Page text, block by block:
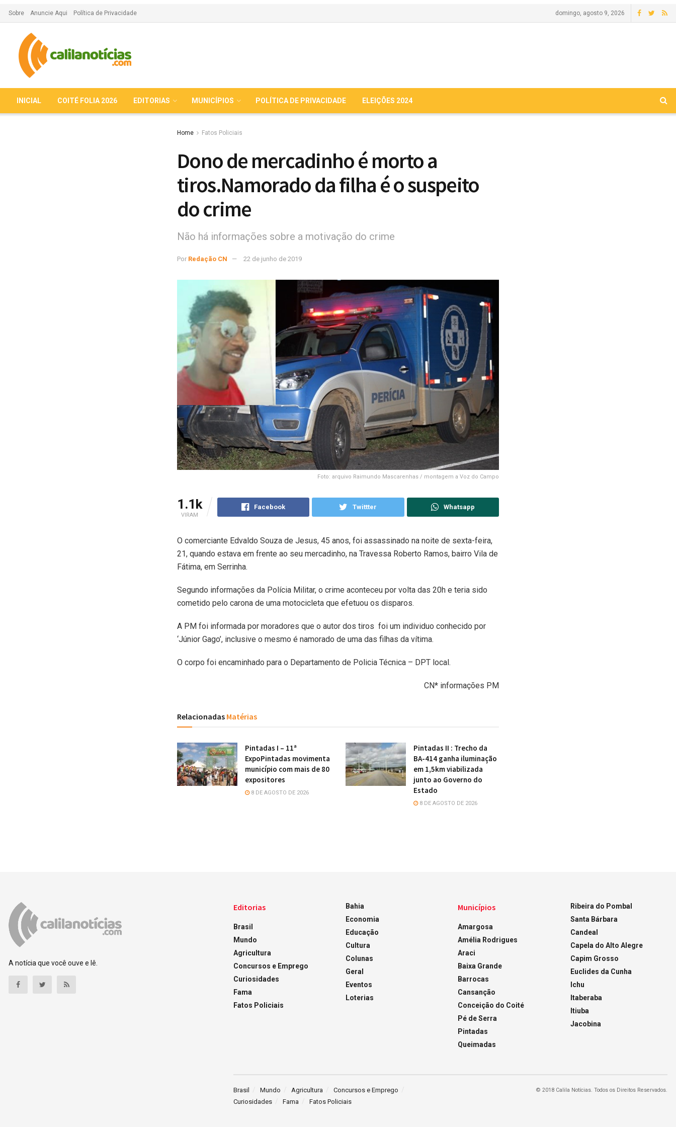
Sobre Anuncie Aqui Política de Privacidade domingo, agosto 9, 2026
INICIAL COITÉ FOLIA 2026 EDITORIAS MUNICÍPIOS POLÍTICA DE PRIVACIDADE ELEIÇÕES 2024
Home Fatos Policiais
Dono de mercadinho é morto a
tiros.Namorado da filha é o suspeito
do crime
Não há informações sobre a motivação do crime
Por Redação CN 22 de junho de 2019
Foto: arquivo Raimundo Mascarenhas / montagem a Voz do Campo
1.1k
VIRAM
Facebook Twittter Whatsapp
O comerciante Edvaldo Souza de Jesus, 45 anos, foi assassinado na noite de sexta-feira,
21, quando estava em frente ao seu mercadinho, na Travessa Roberto Ramos, bairro Vila de
Fátima, em Serrinha.
Segundo informações da Polícia Militar, o crime aconteceu por volta das 20h e teria sido
cometido pelo carona de uma motocicleta que efetuou os disparos.
A PM foi informada por moradores que o autor dos tiros foi um individuo conhecido por
‘Júnior Gago’, inclusive o mesmo é namorado de uma das filhas da vítima.
O corpo foi encaminhado para o Departamento de Policia Técnica – DPT local.
CN* informações PM
Relacionadas Matérias
Pintadas I – 11ª
ExpoPintadas movimenta
município com mais de 80
expositores
8 DE AGOSTO DE 2026
Pintadas II : Trecho da
BA-414 ganha iluminação
em 1,5km viabilizada
junto ao Governo do
Estado
8 DE AGOSTO DE 2026
A notícia que você ouve e lê.
Editorias
Brasil
Mundo
Agricultura
Concursos e Emprego
Curiosidades
Fama
Fatos Policiais
Bahia
Economia
Educação
Cultura
Colunas
Geral
Eventos
Loterias
Municípios
Amargosa
Amélia Rodrigues
Araci
Baixa Grande
Barrocas
Cansanção
Conceição do Coité
Pé de Serra
Pintadas
Queimadas
Ribeira do Pombal
Santa Bárbara
Candeal
Capela do Alto Alegre
Capim Grosso
Euclides da Cunha
Ichu
Itaberaba
Itiuba
Jacobina
Brasil Mundo Agricultura
Concursos e Emprego
Curiosidades
Fama Fatos Policiais
© 2018 Calila Notícias. Todos os Direitos Reservados.